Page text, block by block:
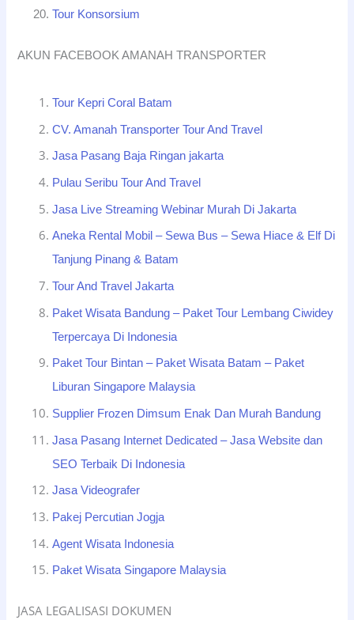
Tour Konsorsium
AKUN FACEBOOK AMANAH TRANSPORTER
Tour Kepri Coral Batam
CV. Amanah Transporter Tour And Travel
Jasa Pasang Baja Ringan jakarta
Pulau Seribu Tour And Travel
Jasa Live Streaming Webinar Murah Di Jakarta
Aneka Rental Mobil – Sewa Bus – Sewa Hiace & Elf Di
Tanjung Pinang & Batam
Tour And Travel Jakarta
Paket Wisata Bandung – Paket Tour Lembang Ciwidey
Terpercaya Di Indonesia
Paket Tour Bintan – Paket Wisata Batam – Paket
Liburan Singapore Malaysia
Supplier Frozen Dimsum Enak Dan Murah Bandung
Jasa Pasang Internet Dedicated – Jasa Website dan
SEO Terbaik Di Indonesia
Jasa Videografer
Pakej Percutian Jogja
Agent Wisata Indonesia
Paket Wisata Singapore Malaysia
JASA LEGALISASI DOKUMEN